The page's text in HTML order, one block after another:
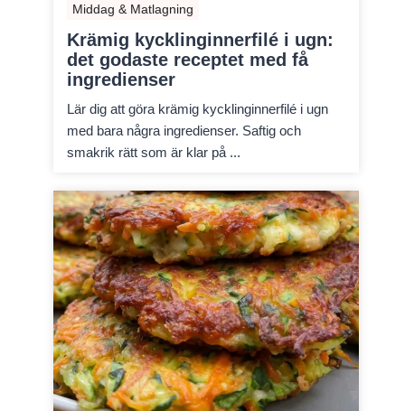
Middag & Matlagning
Krämig kycklinginnerfilé i ugn:
det godaste receptet med få
ingredienser
Lär dig att göra krämig kycklinginnerfilé i ugn
med bara några ingredienser. Saftig och
smakrik rätt som är klar på ...